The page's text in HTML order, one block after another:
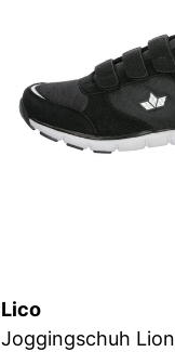
Lico
Joggingschuh